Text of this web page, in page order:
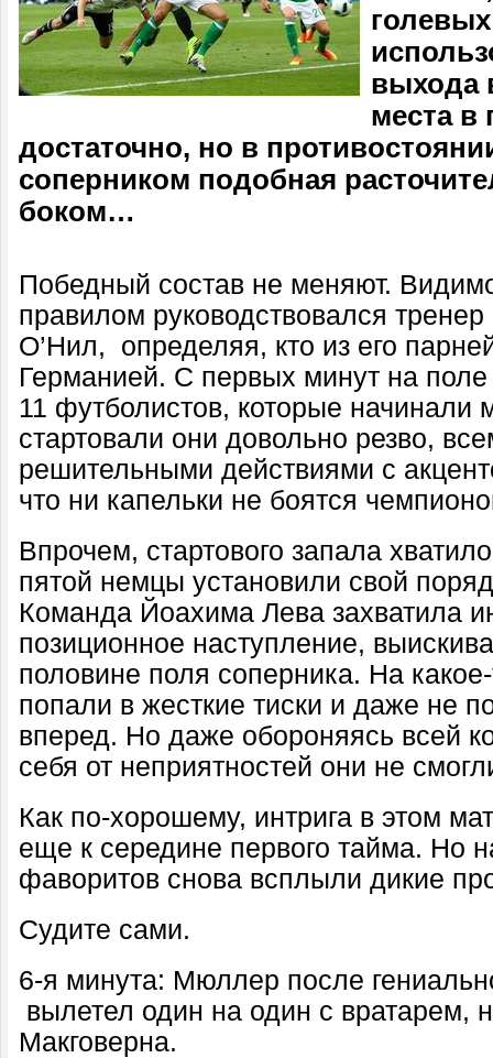
выхода
места в
достаточно, но в
соперником подобная
боком…
Победный состав не меняют.
правилом руководствовался
О’Нил, определяя, кто из его
Германией. С первых минут на
11 футболистов, которые начинали
стартовали они довольно резво,
решительными действиями с
что ни капельки не боятся
Впрочем, стартового запала
пятой немцы установили свой
Команда Йоахима Лева захватила
позиционное наступление,
половине поля соперника. На
попали в жесткие тиски и даже не
вперед. Но даже обороняясь всей
себя от неприятностей они не
Как по-хорошему, интрига в этом
еще к середине первого тайма. Но
фаворитов снова всплыли дикие
Судите сами.
6-я минута: Мюллер после
вылетел один на один с вратарем,
Макговерна.